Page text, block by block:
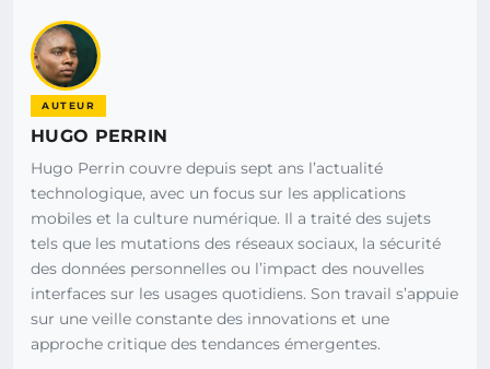
AUTEUR
HUGO PERRIN
Hugo Perrin couvre depuis sept ans l’actualité
technologique, avec un focus sur les applications
mobiles et la culture numérique. Il a traité des sujets
tels que les mutations des réseaux sociaux, la sécurité
des données personnelles ou l’impact des nouvelles
interfaces sur les usages quotidiens. Son travail s’appuie
sur une veille constante des innovations et une
approche critique des tendances émergentes.